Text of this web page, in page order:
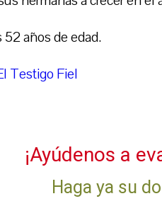
años de edad.
Testigo Fiel